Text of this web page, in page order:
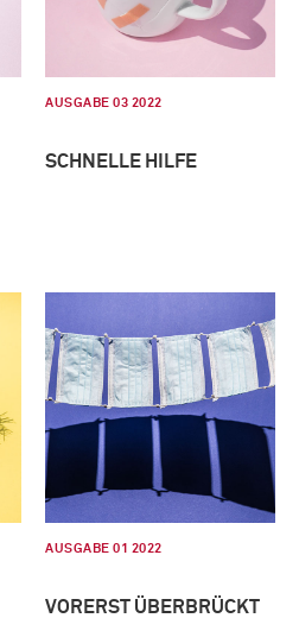
AUSGABE 03 2022
SCHNELLE HILFE
AUSGABE 01 2022
VORERST ÜBERBRÜCKT